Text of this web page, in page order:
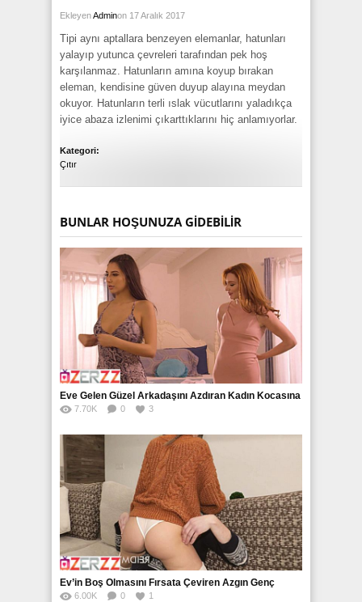
EkleyenAdminon 17 Aralık 2017
Tipi aynı aptallara benzeyen elemanlar, hatunları
yalayıp yutunca çevreleri tarafından pek hoş
karşılanmaz. Hatunların amına koyup bırakan
eleman, kendisine güven duyup alayına meydan
okuyor. Hatunların terli ıslak vücutlarını yaladıkça
iyice abaza izlenimi çıkarttıklarını hiç anlamıyorlar.
Kategori:
Çıtır
BUNLAR HOŞUNUZA GIDEBILIR
Eve Gelen Güzel Arkadaşını Azdıran Kadın Kocasına
Siktiriyor
7.70K 0 3
Ev’in Boş Olmasını Fırsata Çeviren Azgın Genç
6.00K 0 1